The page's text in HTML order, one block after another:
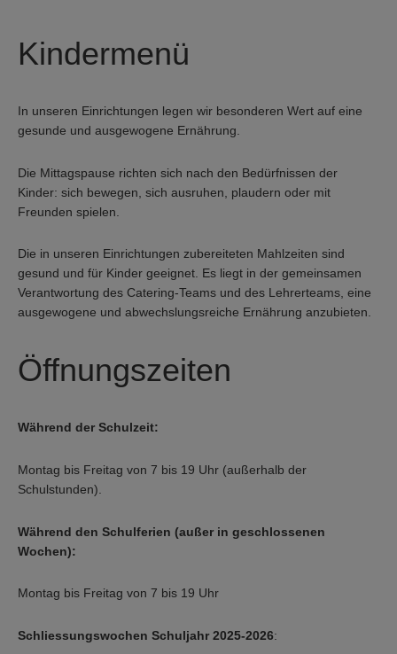
Kindermenü
In unseren Einrichtungen legen wir besonderen Wert auf eine
gesunde und ausgewogene Ernährung.
Die Mittagspause richten sich nach den Bedürfnissen der
Kinder: sich bewegen, sich ausruhen, plaudern oder mit
Freunden spielen.
Die in unseren Einrichtungen zubereiteten Mahlzeiten sind
gesund und für Kinder geeignet. Es liegt in der gemeinsamen
Verantwortung des Catering-Teams und des Lehrerteams, eine
ausgewogene und abwechslungsreiche Ernährung anzubieten.
Öffnungszeiten
Während der Schulzeit:
Montag bis Freitag von 7 bis 19 Uhr (außerhalb der
Schulstunden).
Während den Schulferien (außer in geschlossenen
Wochen):
Montag bis Freitag von 7 bis 19 Uhr
Schliessungswochen Schuljahr 2025-2026: